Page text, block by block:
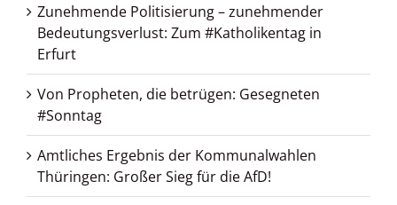
Zunehmende Politisierung – zunehmender
Bedeutungsverlust: Zum #Katholikentag in
Erfurt
Von Propheten, die betrügen: Gesegneten
#Sonntag
Amtliches Ergebnis der Kommunalwahlen
Thüringen: Großer Sieg für die AfD!